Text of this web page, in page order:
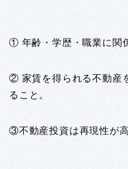
① 年齢・学歴・職業に関
② 家賃を得られる不動産
ること。
③不動産投資は再現性が高